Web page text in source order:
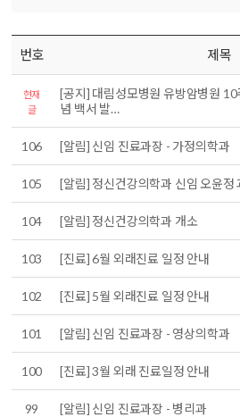
번호 제목
현재
글
[공지] 대림성모병원 유방암병원 10
념 백서 발…
106 [알림] 신임 진료과장 - 가정의학과
105 [알림] 정신건강의학과 신임 오윤정
104 [알림] 정신건강의학과 개소
103 [진료] 6월 외래진료 일정 안내
102 [진료] 5월 외래진료 일정 안내
101 [알림] 신임 진료과장 - 영상의학과
100 [진료] 3월 외래 진료일정 안내
99 [알림] 신임 진료과장 - 병리과